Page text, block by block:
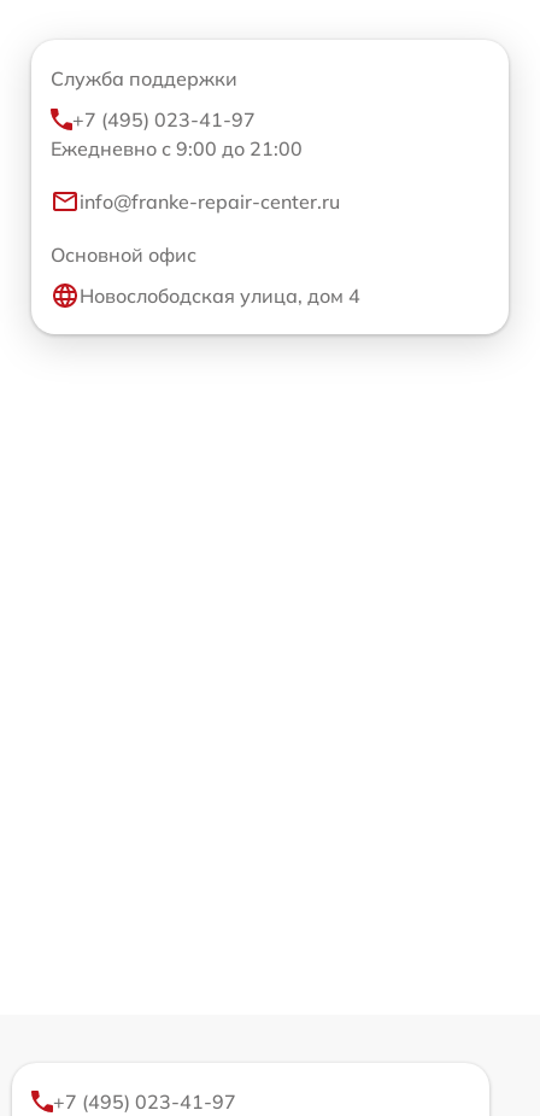
Служба поддержки
+7 (495) 023-41-97
Ежедневно с 9:00 до 21:00
info@franke-repair-center.ru
Основной офис
Новослободская улица, дом 4
+7 (495) 023-41-97